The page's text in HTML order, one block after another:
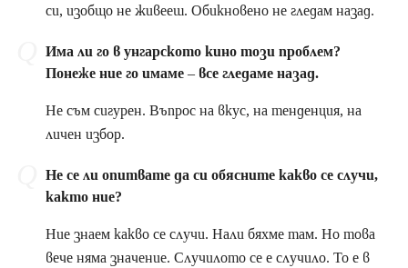
си, изобщо не живееш. Обикновено не гледам назад.
Има ли го в унгарското кино този проблем?
Понеже ние го имаме – все гледаме назад.
Не съм сигурен. Въпрос на вкус, на тенденция, на
личен избор.
Не се ли опитвате да си обясните какво се случи,
както ние?
Ние знаем какво се случи. Нали бяхме там. Но това
вече няма значение. Случилото се е случило. То е в